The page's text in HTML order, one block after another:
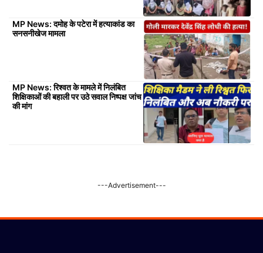
MP News: दमोह के पटेरा में हत्याकांड का
सनसनीखेज मामला
MP News: रिश्वत के मामले में निलंबित
शिक्षिकाओं की बहाली पर उठे सवाल निष्पक्ष जांच
की मांग
---Advertisement---